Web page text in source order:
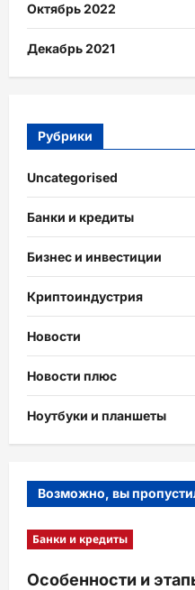
Октябрь 2022
Декабрь 2021
Рубрики
Uncategorised
Банки и кредиты
Бизнес и инвестиции
Криптоиндустрия
Новости
Новости плюс
Ноутбуки и планшеты
Возможно, вы
Банки и кредиты
Особенности и